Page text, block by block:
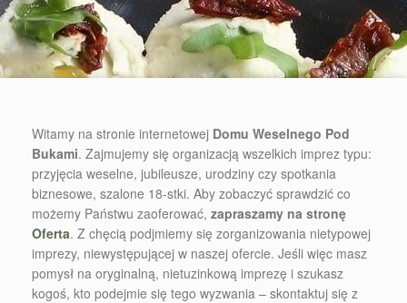
Witamy na stronie internetowej Domu Weselnego Pod
Bukami. Zajmujemy się organizacją wszelkich imprez typu:
przyjęcia weselne, jubileusze, urodziny czy spotkania
biznesowe, szalone 18-stki. Aby zobaczyć sprawdzić co
możemy Państwu zaoferować, zapraszamy na stronę
Oferta. Z chęcią podjmiemy się zorganizowania nietypowej
imprezy, niewystępującej w naszej ofercie. Jeśli więc masz
pomysł na oryginalną, nietuzinkową imprezę i szukasz
kogoś, kto podejmie się tego wyzwania – skontaktuj się z